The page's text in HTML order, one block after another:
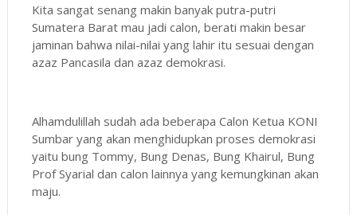
Kita sangat senang makin banyak putra-putri
Sumatera Barat mau jadi calon, berati makin besar
jaminan bahwa nilai-nilai yang lahir itu sesuai dengan
azaz Pancasila dan azaz demokrasi.
Alhamdulillah sudah ada beberapa Calon Ketua KONI
Sumbar yang akan menghidupkan proses demokrasi
yaitu bung Tommy, Bung Denas, Bung Khairul, Bung
Prof Syarial dan calon lainnya yang kemungkinan akan
maju.